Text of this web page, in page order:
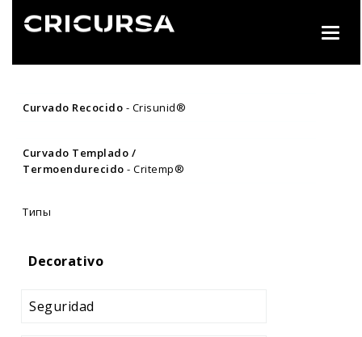
Curvado Recocido - Crisunid®
Curvado Templado /
Termoendurecido - Critemp®
Типы
Decorativo
Seguridad